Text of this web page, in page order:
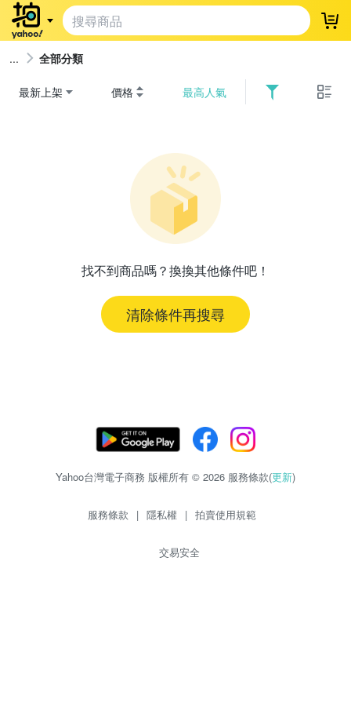
登
全部分類
最新上架 價格 最高人氣
找不到商品嗎？換換其他條件吧！
清除條件再搜尋
Yahoo台灣電子商務 版權所有 © 2026 服務條款(更新)
服務條款 | 隱私權 | 拍賣使用規範
交易安全